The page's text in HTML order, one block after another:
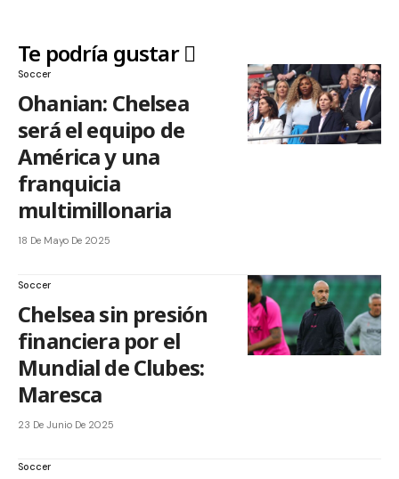
Te podría gustar
Soccer
Ohanian: Chelsea
será el equipo de
América y una
franquicia
multimillonaria
18 De Mayo De 2025
Soccer
Chelsea sin presión
financiera por el
Mundial de Clubes:
Maresca
23 De Junio De 2025
Soccer